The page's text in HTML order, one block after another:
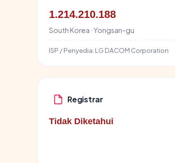
1.214.210.188
South Korea · Yongsan-gu
ISP / Penyedia: LG DACOM Corporation
Registrar
Tidak Diketahui